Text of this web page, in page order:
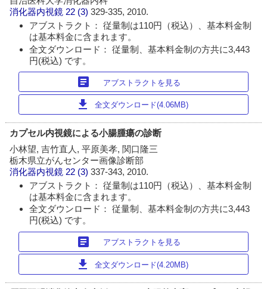
消化器内視鏡 22 (3)329-335, 2010.
アブストラクト： 従量制は110円（税込）、基本料金制
は基本料金に含まれます。
全文ダウンロード： 従量制、基本料金制の方共に3,443
円(税込) です。
article アブストラクトを見る
download 全文ダウンロード(4.06MB)
カプセル内視鏡による小腸腫瘍の診断
小林望, 吉竹直人, 平原美孝, 関口隆三
栃木県立がんセンター画像診断部
消化器内視鏡 22 (3)337-343, 2010.
アブストラクト： 従量制は110円（税込）、基本料金制
は基本料金に含まれます。
全文ダウンロード： 従量制、基本料金制の方共に3,443
円(税込) です。
article アブストラクトを見る
download 全文ダウンロード(4.20MB)